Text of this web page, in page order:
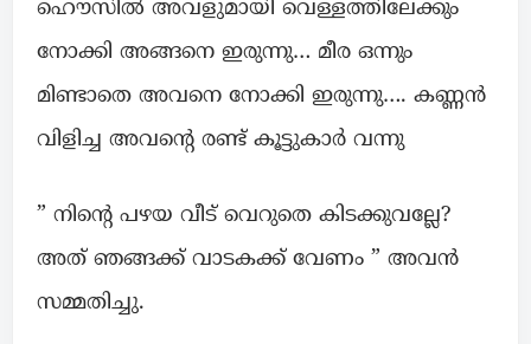
ഹൌസിൽ അവളുമായി വെള്ളത്തിലേക്കും
നോക്കി അങ്ങനെ ഇരുന്നു… മീര ഒന്നും
മിണ്ടാതെ അവനെ നോക്കി ഇരുന്നു…. കണ്ണൻ
വിളിച്ച അവന്റെ രണ്ട് കൂട്ടുകാർ വന്നു
” നിന്റെ പഴയ വീട് വെറുതെ കിടക്കുവല്ലേ?
അത് ഞങ്ങക്ക് വാടകക്ക് വേണം ” അവൻ
സമ്മതിച്ചു.